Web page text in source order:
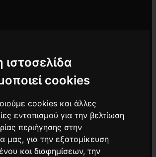
ιστοσελίδα
cookies
cookies και άλλες
εντοπισμού για την βελτίωση
περιήγησης στην
μας, για την εξατομίκευση
και διαφημίσεων, την
& Decoration
& Safety